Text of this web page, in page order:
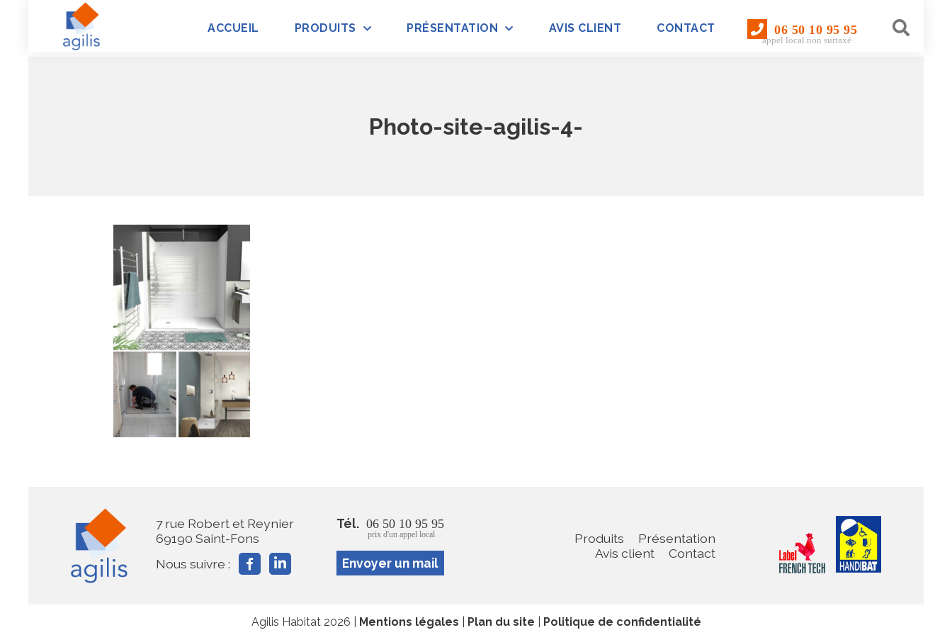
ACCUEIL PRODUITS PRÉSENTATION AVIS CLIENT CONTACT 06 50 10 95 95
appel local non surtaxé
Photo-site-agilis-4-
7 rue Robert et Reynier
69190 Saint-Fons
Nous suivre :
Tél. 06 50 10 95 95
prix d'un appel local
Envoyer un mail
Produits
Présentation
Avis client
Contact
Agilis Habitat 2026 | Mentions légales Plan du site Politique de confidentialité